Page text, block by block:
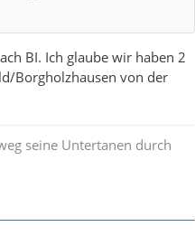
BI. Ich glaube wir haben 2
Borgholzhausen von der
seine Untertanen durch